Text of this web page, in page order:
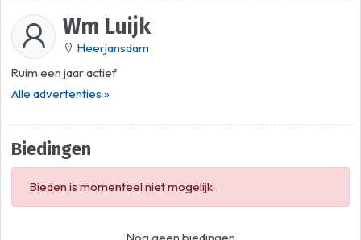
Wm Luijk
Heerjansdam
Ruim een jaar actief
Alle advertenties »
Biedingen
Bieden is momenteel niet mogelijk.